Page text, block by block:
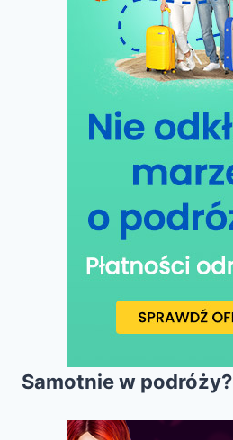
Samotnie w podróży?